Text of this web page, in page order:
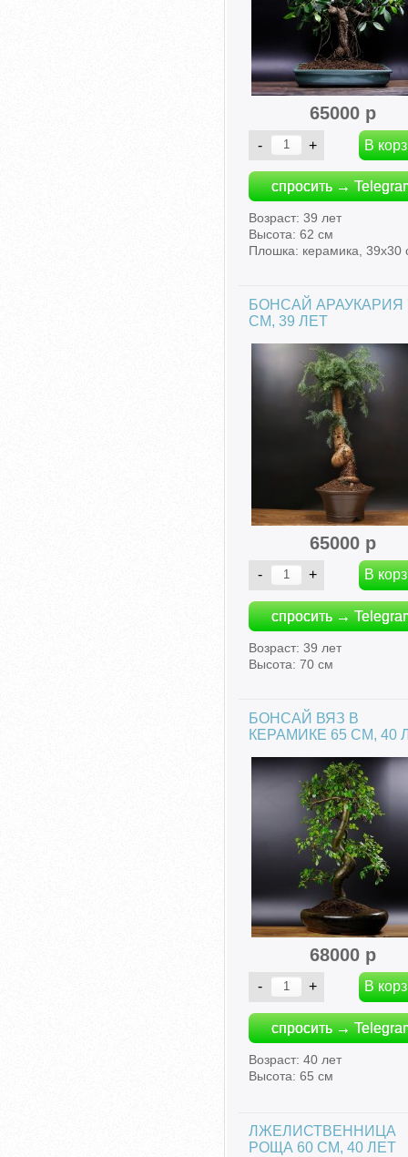
65000 р
спросить →
Возраст: 39 лет
Высота: 62 см
Плошка: керамика, 39х30
БОНСАЙ АРАУКАРИЯ
СМ, 39 ЛЕТ
65000 р
спросить →
Возраст: 39 лет
Высота: 70 см
БОНСАЙ ВЯЗ В
КЕРАМИКЕ 65 СМ, 40
68000 р
спросить →
Возраст: 40 лет
Высота: 65 см
ЛЖЕЛИСТВЕННИЦА
РОЩА 60 СМ, 40 ЛЕТ